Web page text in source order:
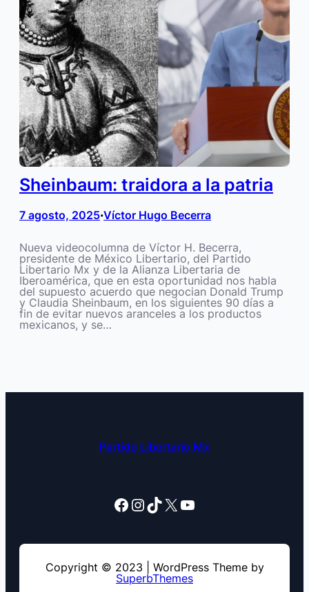
Sheinbaum: traidora a la patria
7 agosto, 2025•Víctor Hugo Becerra
Nueva videocolumna de Víctor H. Becerra,
presidente de México Libertario, del ‪Partido
Libertario Mx‬ y de la Alianza Libertaria de
Iberoamérica‬, que en esta oportunidad nos habla
del supuesto acuerdo que negocian Donald Trump
y Claudia Sheinbaum, en los siguientes 90 días a
fin de evitar nuevos aranceles a los productos
mexicanos, y se…
Partido Libertario Mx
Facebook InstagramTikTok X YouTube
Copyright © 2023 | WordPress Theme by
SuperbThemes